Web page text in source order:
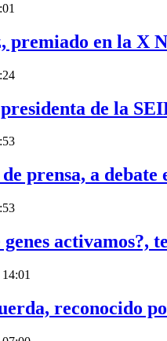
premiado en la X
de la
prensa, a debate
activamos?,
reconocido